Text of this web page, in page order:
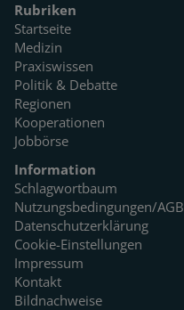
Rubriken
Startseite
Medizin
Praxiswissen
Politik & Debatte
Regionen
Kooperationen
Jobbörse
Information
Schlagwortbaum
Nutzungsbedingungen/AGB
Datenschutzerklärung
Cookie-Einstellungen
Impressum
Kontakt
Bildnachweise